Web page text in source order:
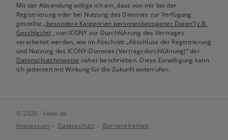
Mit der Absendung willige ich ein, dass von mir bei der
Registrierung oder bei Nutzung des Dienstes zur Verfügung
gestellte„besondere Kategorien personenbezogener Daten“(z.B.
Geschlecht) , von ICONY zur Durchführung des Vertrages
verarbeitet werden, wie im Abschnitt „Abschluss der Registrierung
und Nutzung des ICONY-Dienstes (Vertragsdurchführung)“ der
Datenschutzhinweise näher beschrieben. Diese Einwilligung kann
ich jederzeit mit Wirkung für die Zukunft widerrufen.
© 2026 - liebe.de
Impressum
Datenschutz Barrierefreiheit